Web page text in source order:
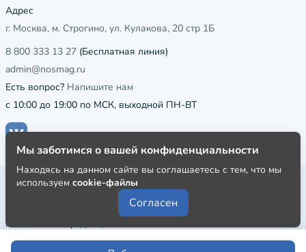
Адрес
г. Москва, м. Строгино, ул. Кулакова, 20 стр 1Б
8 800 333 13 27 (Бесплатная линия)
admin@nosmag.ru
Есть вопрос? Напишите нам
с 10:00 до 19:00 по МСК, выходной ПН-ВТ
Публичная оферта
Пользовательское соглашение
Политика конфиденциальности
Мы заботимся о вашей конфиденциальности
Находясь на данном сайте вы соглашаетесь с тем, что мы
используем cookie-файлы
Согласен